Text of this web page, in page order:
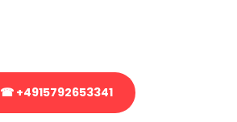
☎ +4915792653341